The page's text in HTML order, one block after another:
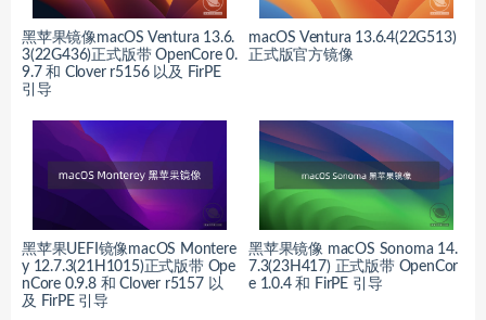
黑苹果镜像macOS Ventura 13.6.
3(22G436)正式版带 OpenCore 0.
9.7 和 Clover r5156 以及 FirPE
引导
macOS Ventura 13.6.4(22G513)
正式版官方镜像
黑苹果UEFI镜像macOS Montere
y 12.7.3(21H1015)正式版带 Ope
nCore 0.9.8 和 Clover r5157 以
及 FirPE 引导
黑苹果镜像 macOS Sonoma 14.
7.3(23H417) 正式版带 OpenCor
e 1.0.4 和 FirPE 引导